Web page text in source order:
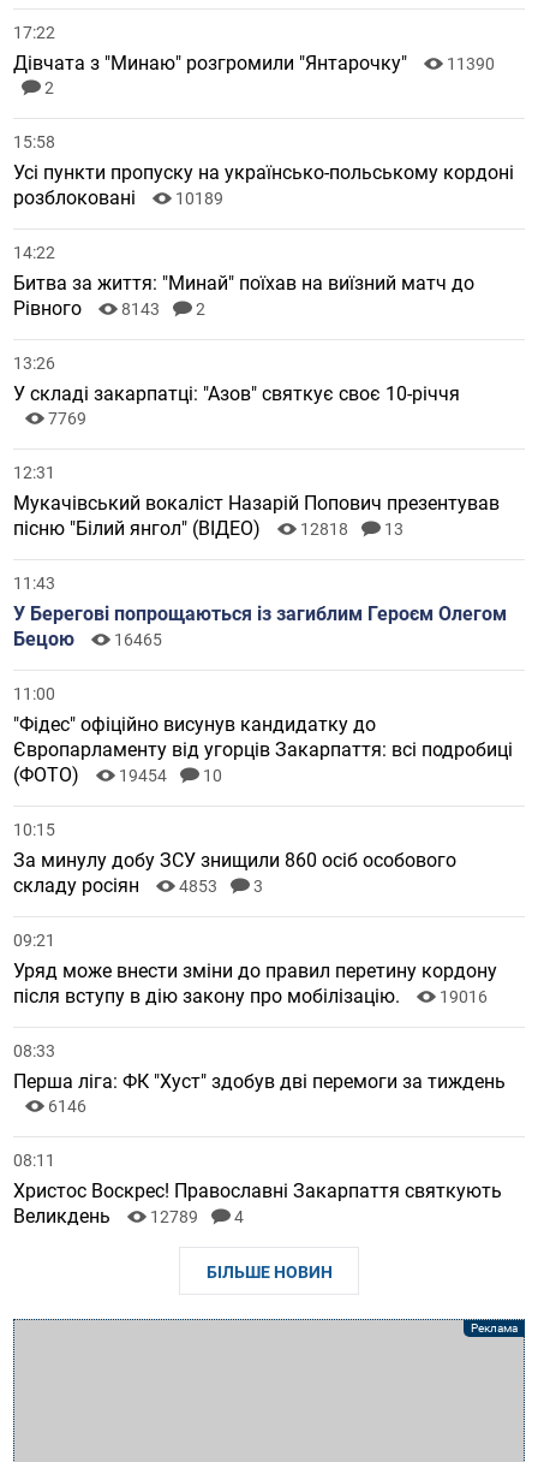
17:22
Дівчата з "Минаю" розгромили "Янтарочку"
11390
2
15:58
Усі пункти пропуску на українсько-польському кордоні
розблоковані
10189
14:22
Битва за життя: "Минай" поїхав на виїзний матч до
Рівного
8143 2
13:26
У складі закарпатці: "Азов" святкує своє 10-річчя
7769
12:31
Мукачівський вокаліст Назарій Попович презентував
пісню "Білий янгол" (ВІДЕО)
12818 13
11:43
У Берегові попрощаються із загиблим Героєм Олегом
Бецою
16465
11:00
"Фідес" офіційно висунув кандидатку до
Європарламенту від угорців Закарпаття: всі подробиці
(ФОТО)
19454 10
10:15
За минулу добу ЗСУ знищили 860 осіб особового
складу росіян
4853 3
09:21
Уряд може внести зміни до правил перетину кордону
після вступу в дію закону про мобілізацію.
19016
08:33
Перша ліга: ФК "Хуст" здобув дві перемоги за тиждень
6146
08:11
Христос Воскрес! Православні Закарпаття святкують
Великдень
12789 4
БІЛЬШЕ НОВИН